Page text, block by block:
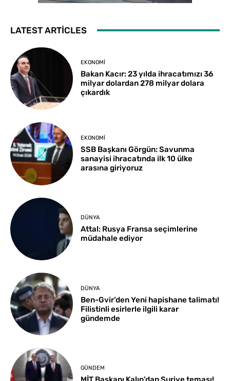
LATEST ARTICLES
EKONOMI
Bakan Kacır: 23 yılda ihracatımızı 36
milyar dolardan 278 milyar dolara
çıkardık
EKONOMI
SSB Başkanı Görgün: Savunma
sanayisi ihracatında ilk 10 ülke
arasına giriyoruz
DÜNYA
Attal: Rusya Fransa seçimlerine
müdahale ediyor
DÜNYA
Ben-Gvir’den Yeni hapishane talimatı!
Filistinli esirlerle ilgili karar
gündemde
GÜNDEM